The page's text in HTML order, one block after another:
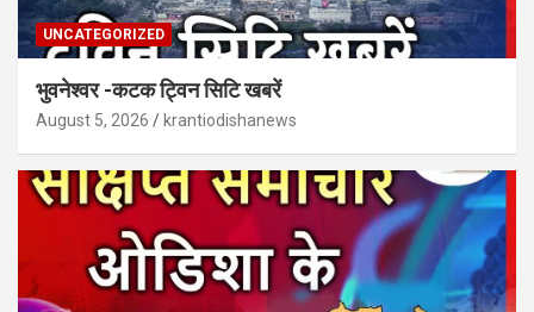
UNCATEGORIZED
भुवनेश्वर -कटक ट्विन सिटि खबरें
August 5, 2026 krantiodishanews